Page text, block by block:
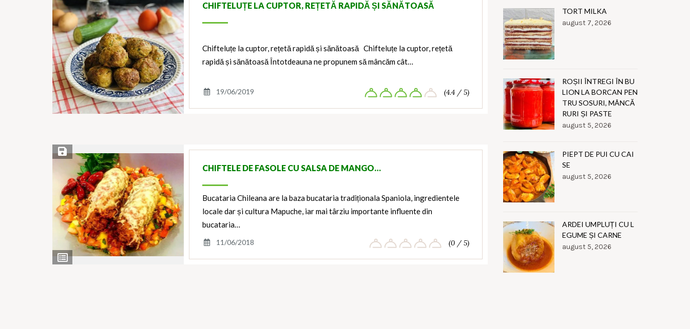
CHIFTELUȚE LA CUPTOR, REȚETĂ RAPIDĂ ȘI SĂNĂTOASĂ
Chifteluțe la cuptor, rețetă rapidă și sănătoasă Chifteluțe la cuptor, rețetă
rapidă și sănătoasă Întotdeauna ne propunem să mâncăm cât…
19/06/2019 (4.4 / 5)
View
Ingredients
Save Recipe
CHIFTELE DE FASOLE CU SALSA DE MANGO…
Bucataria Chileana are la baza bucataria tradiționala Spaniola, ingredientele
locale dar și cultura Mapuche, iar mai târziu importante influente din
bucataria…
11/06/2018 (0 / 5)
TORT MILKA
august 7, 2026
ROȘII ÎNTREGI ÎN BU
LION LA BORCAN PEN
TRU SOSURI, MÂNCĂ
RURI ȘI PASTE
august 5, 2026
PIEPT DE PUI CU CAI
SE
august 5, 2026
ARDEI UMPLUȚI CU L
EGUME ȘI CARNE
august 5, 2026